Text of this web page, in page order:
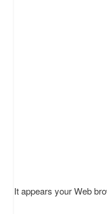
It appears your Web